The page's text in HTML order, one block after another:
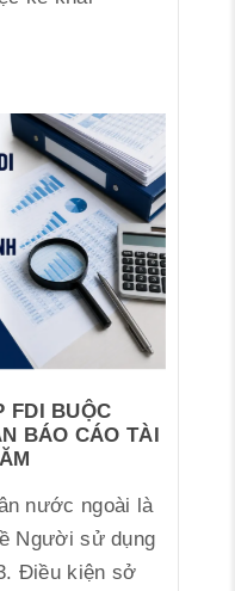
FDI BUỘC
BÁO CÁO TÀI
nước ngoài là
Người sử dụng
Điều kiện sở